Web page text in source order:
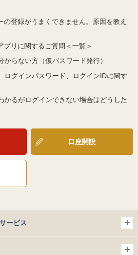
の登録がうまくできません。原因を教え
プリに関するご質問＜一覧＞
からない方（仮パスワード発行）
ログインパスワード、ログインIDに関す
かるがログインできない場合はどうした
口座開設
ービス